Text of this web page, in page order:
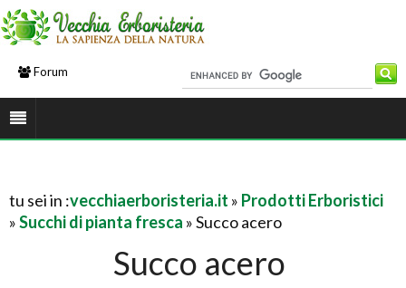
Forum
tu sei in :vecchiaerboristeria.it » Prodotti Erboristici
»Succhi di pianta fresca » Succo acero
Succo acero